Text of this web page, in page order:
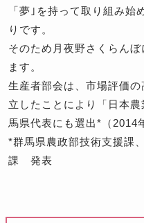
「夢｣を持って取り組み始
りです。
そのため月夜野さくらん
ます。
生産者部会は、市場評価
立したことにより「日本
馬県代表にも選出*（2014
*群馬県農政部技術支援課
課 発表